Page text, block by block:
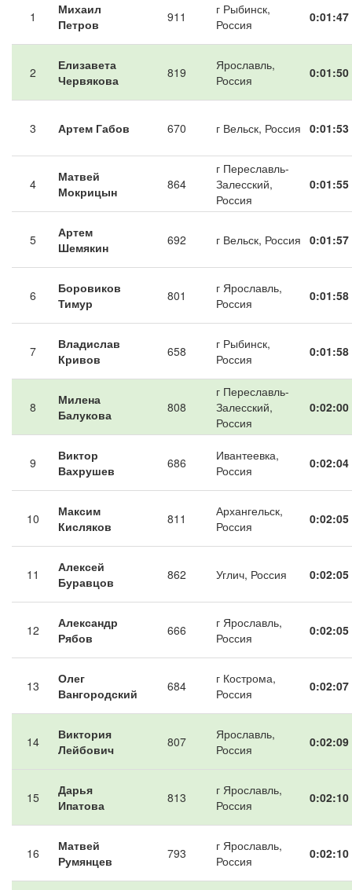
1
Михаил
Петров
911
г Рыбинск,
Россия
0:01:47
2
Елизавета
Червякова
819
Ярославль,
Россия
0:01:50
3 Артем Габов 670 г Вельск, Россия 0:01:53
4
Матвей
Мокрицын
864
г Переславль-
Залесский,
Россия
0:01:55
5
Артем
Шемякин
692 г Вельск, Россия 0:01:57
6
Боровиков
Тимур
801
г Ярославль,
Россия
0:01:58
7
Владислав
Кривов
658
г Рыбинск,
Россия
0:01:58
8
Милена
Балукова
808
г Переславль-
Залесский,
Россия
0:02:00
9
Виктор
Вахрушев
686
Ивантеевка,
Россия
0:02:04
10
Максим
Кисляков
811
Архангельск,
Россия
0:02:05
11
Алексей
Буравцов
862 Углич, Россия 0:02:05
12
Александр
Рябов
666
г Ярославль,
Россия
0:02:05
13
Олег
Вангородский
684
г Кострома,
Россия
0:02:07
14
Виктория
Лейбович
807
Ярославль,
Россия
0:02:09
15
Дарья
Ипатова
813
г Ярославль,
Россия
0:02:10
16
Матвей
Румянцев
793
г Ярославль,
Россия
0:02:10